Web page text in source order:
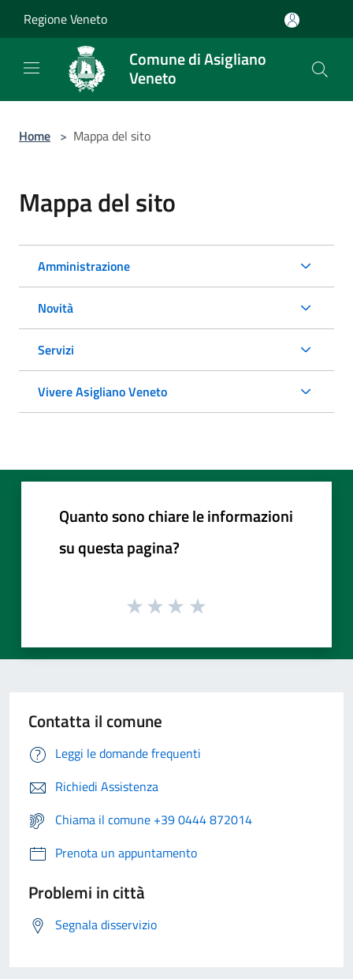
Regione Veneto
Comune di Asigliano
Veneto
Home > Mappa del sito
Mappa del sito
Amministrazione
Novità
Servizi
Vivere Asigliano Veneto
Quanto sono chiare le informazioni
su questa pagina?
Contatta il comune
Leggi le domande frequenti
Richiedi Assistenza
Chiama il comune +39 0444 872014
Prenota un appuntamento
Problemi in città
Segnala disservizio